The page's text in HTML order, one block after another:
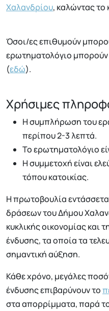
Χαλανδρίου, καλώντας το
Όσοι/ες επιθυμούν
ερωτηματολόγιο μπορούν
(εδώ).
Χρήσιμες
Η συμπλήρωση του
περίπου 2-3 λεπτά.
Το ερωτηματολόγιο
Η συμμετοχή είναι
τόπου κατοικίας.
Η πρωτοβουλία
δράσεων του Δήμου
κυκλικής οικονομίας
ένδυσης, τα οποία τα
σημαντική αύξηση.
Κάθε χρόνο, μεγάλες
ένδυσης επιβαρύνουν το
στα απορρίμματα, παρά